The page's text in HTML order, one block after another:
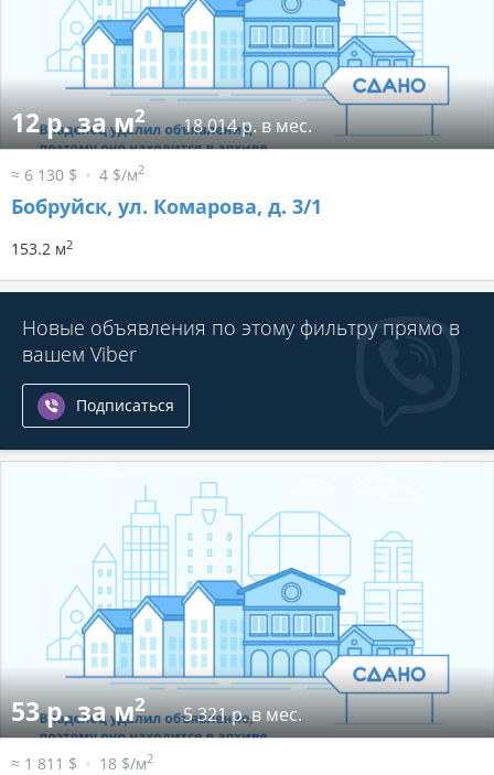
12 р. за м2 18 014 р. в мес.
≈ 6 130 $ 4 $/м2
Бобруйск, ул. Комарова, д. 3/1
153.2 м2
Новые объявления по этому фильтру прямо в
вашем Viber
Подписаться
53 р. за м2 5 321 р. в мес.
≈ 1 811 $ 18 $/м2